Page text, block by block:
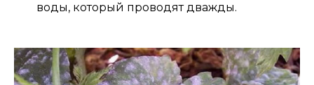
воды, который проводят дважды.